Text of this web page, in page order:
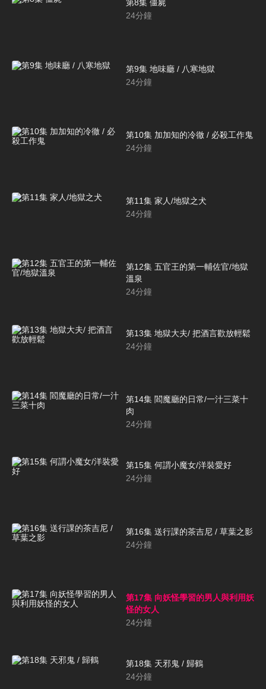
第8集 僵屍
24分鐘
第9集 地味廳 / 八寒地獄
24分鐘
第10集 加加知的冷徹 / 必殺工作鬼
24分鐘
第11集 家人/地獄之犬
24分鐘
第12集 五官王的第一輔佐官/地獄
溫泉
24分鐘
第13集 地獄大夫/ 把酒言歡放輕鬆
24分鐘
第14集 閻魔廳的日常/一汁三菜十
肉
24分鐘
第15集 何謂小魔女/洋裝愛好
24分鐘
第16集 送行課的茶吉尼 / 草葉之影
24分鐘
第17集 向妖怪學習的男人與利用妖
怪的女人
24分鐘
第18集 天邪鬼 / 歸鶴
24分鐘